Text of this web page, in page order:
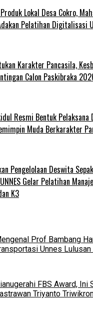
Lokal Desa Cokro,
Pelatihan Digitalisasi
Karakter Pancasila,
Calon Paskibraka
Resmi Bentuk Pelaksana
Muda Berkarakter
Pengelolaan Deswita
UNNES Gelar Pelatihan
K3
Prof Bambang
Unnes
FBS Award,
Triyanto